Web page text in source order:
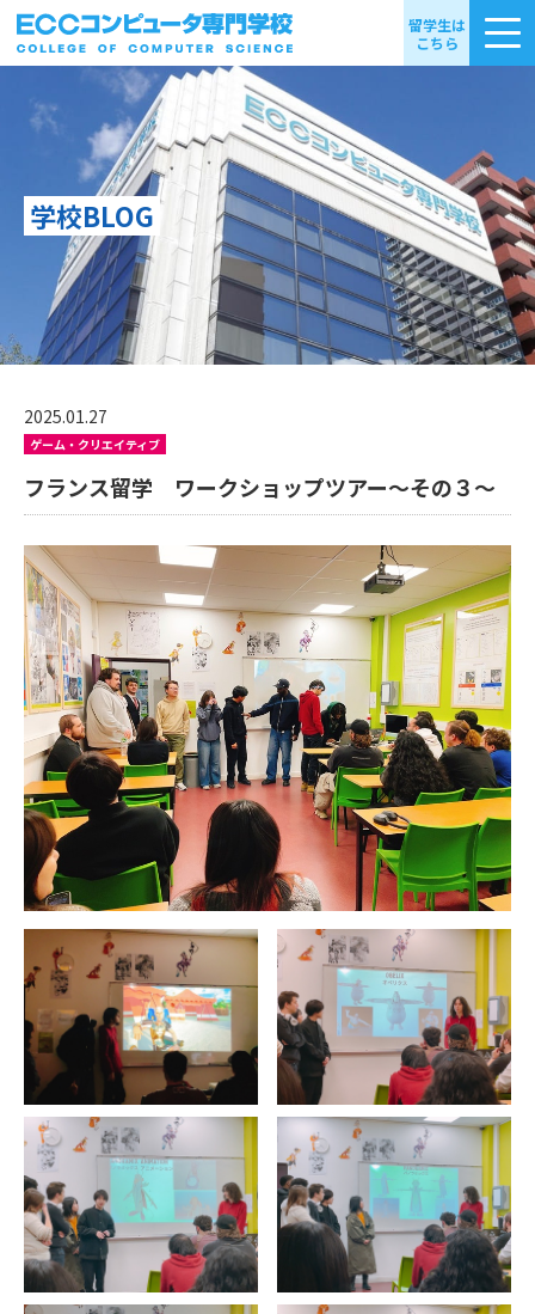
留学生は
こちら
学校BLOG
2025.01.27
ゲーム・クリエイティブ
フランス留学 ワークショップツアー～その３～